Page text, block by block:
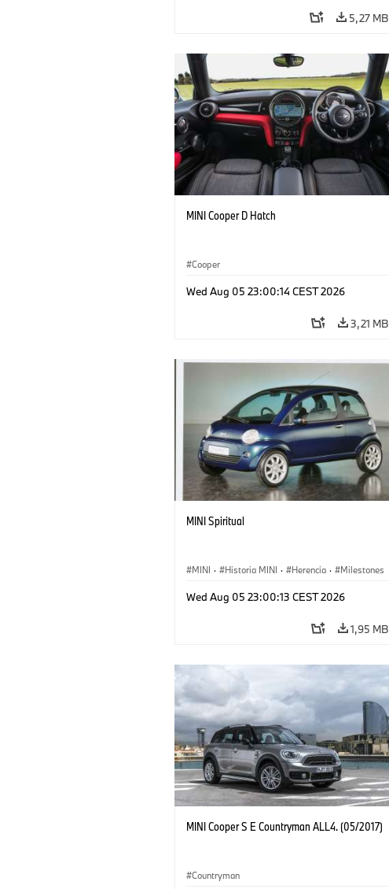
5,27 MB
MINI Cooper D Hatch
Cooper
Wed Aug 05 23:00:14 CEST 2026
3,21 MB
MINI Spiritual
MINI · Historia MINI · Herencia · Milestones
Wed Aug 05 23:00:13 CEST 2026
1,95 MB
MINI Cooper S E Countryman ALL4. (05/2017)
Countryman